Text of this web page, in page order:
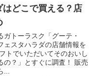
どこで買える？店
ガトーラスク「グーテ・
ェスタハラダの店舗情報を
トでいただいてそのおいし
？」とすぐに調査！ 販売
...